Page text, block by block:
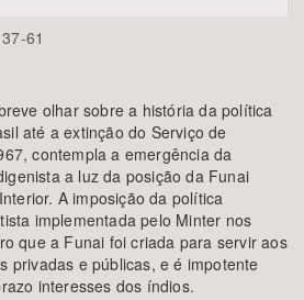
61
olhar sobre a história da política
até a extinção do Serviço de
contempla a emergência da
a luz da posição da Funai
A imposição da política
implementada pelo Minter nos
que a Funai foi criada para servir aos
privadas e públicas, e é impotente
interesses dos índios.